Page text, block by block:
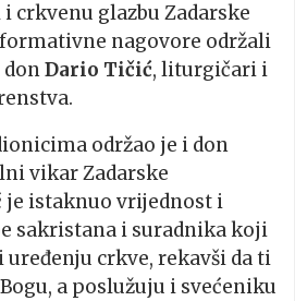
glazbu Zadarske
nagovore održali
donDario Tičić, liturgičari i
održao je i don
vikar Zadarske
je istaknuo vrijednost i
sakristana i suradnika koji
crkve, rekavši da ti
a poslužuju i svećeniku